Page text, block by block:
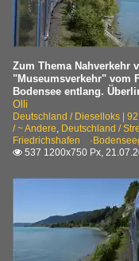
Zum Thema Nahverkehr
"Museumsverkehr" vom
Bodensee entlang.
Olli
Deutschland / Dieselloks |
/ ~ Andere, Deutschland /
Friedrichshafen
 537 1200x750 Px,